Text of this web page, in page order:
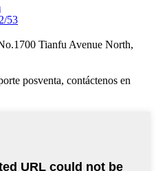
53
Tianfu Avenue North,
posventa, contáctenos en